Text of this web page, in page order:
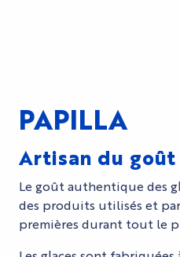
PAPILLA
Artisan du goût
Le goût authentique des
des produits utilisés et
premières durant tout le